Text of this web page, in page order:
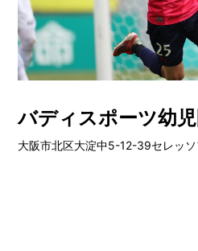
バディスポーツ幼児
大阪市北区大淀中5-12-39セレッ